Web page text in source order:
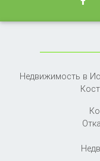
Недвижимость в